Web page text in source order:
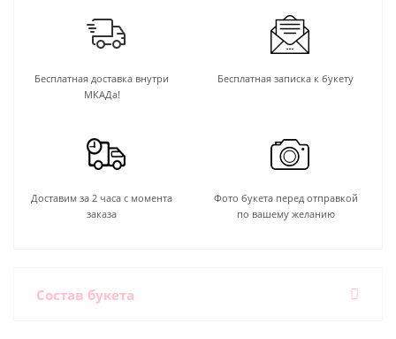
Бесплатная доставка внутри
МКАДа!
Бесплатная записка к букету
Доставим за 2 часа с момента
заказа
Фото букета перед отправкой
по вашему желанию
Состав букета